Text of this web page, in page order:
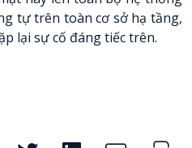
tự trên toàn cơ sở hạ tầng,
lại sự cố đáng tiếc trên.